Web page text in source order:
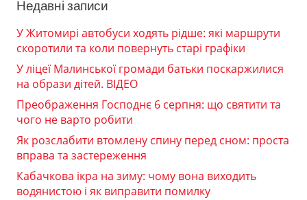
Недавні записи
У Житомирі автобуси ходять рідше: які маршрути
скоротили та коли повернуть старі графіки
У ліцеї Малинської громади батьки поскаржилися
на образи дітей. ВІДЕО
Преображення Господнє 6 серпня: що святити та
чого не варто робити
Як розслабити втомлену спину перед сном: проста
вправа та застереження
Кабачкова ікра на зиму: чому вона виходить
водянистою і як виправити помилку